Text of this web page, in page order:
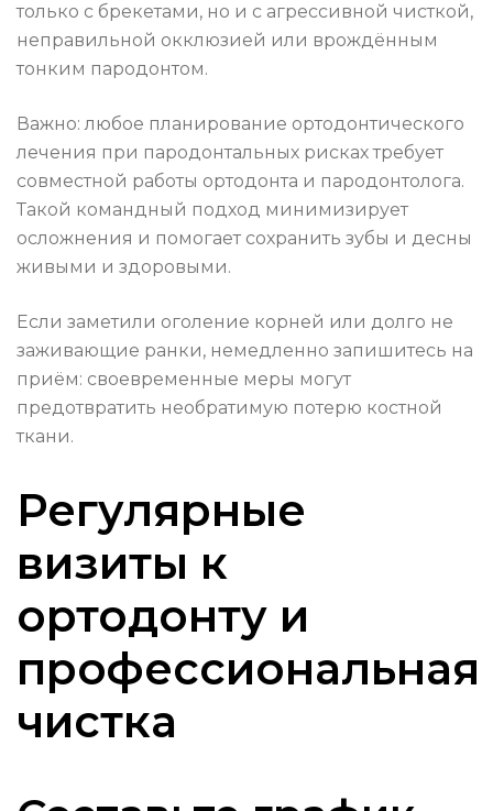
только с брекетами, но и с агрессивной чисткой,
неправильной окклюзией или врождённым
тонким пародонтом.
Важно: любое планирование ортодонтического
лечения при пародонтальных рисках требует
совместной работы ортодонта и пародонтолога.
Такой командный подход минимизирует
осложнения и помогает сохранить зубы и десны
живыми и здоровыми.
Если заметили оголение корней или долго не
заживающие ранки, немедленно запишитесь на
приём: своевременные меры могут
предотвратить необратимую потерю костной
ткани.
Регулярные
визиты к
ортодонту и
профессиональная
чистка